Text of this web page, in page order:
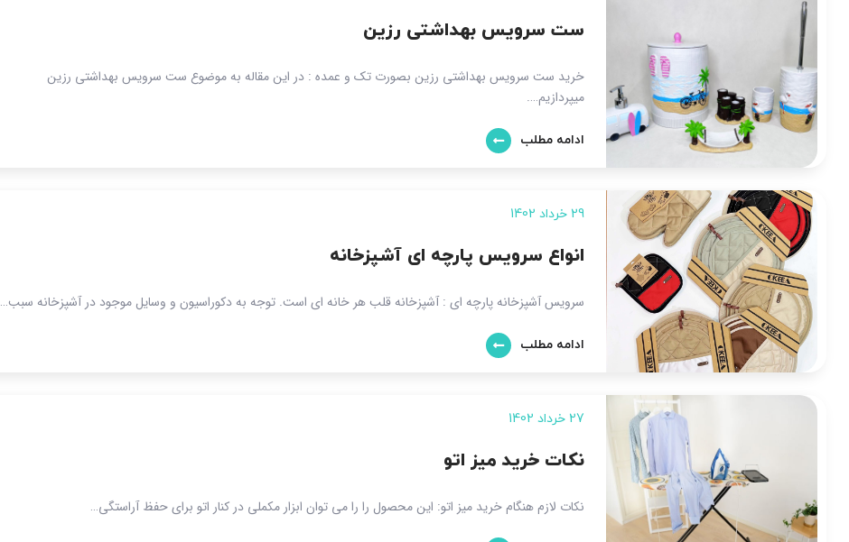
ست سرویس بهداشتی رزین
خرید ست سرویس بهداشتی رزین بصورت تک و عمده : در این مقاله به موضوع ست سرویس بهداشتی رزین
میپردازیم….
ادامه مطلب
29 خرداد 1402
انواع سرویس پارچه ای آشپزخانه
سرویس آشپزخانه پارچه ای : آشپزخانه قلب هر خانه ای است. توجه به دکوراسیون و وسایل موجود در آشپزخانه سبب…
ادامه مطلب
27 خرداد 1402
نکات خرید میز اتو
نکات لازم هنگام خرید میز اتو: این محصول را را می توان ابزار مکملی در کنار اتو برای حفظ آراستگی…